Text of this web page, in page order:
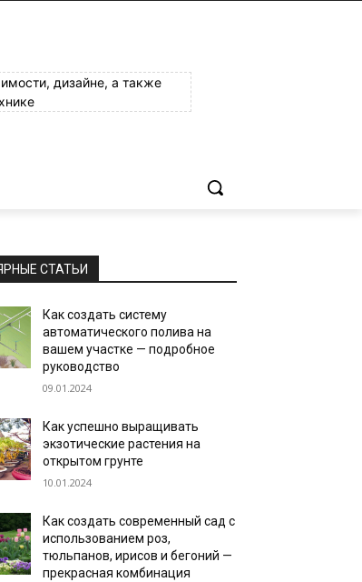
дизайне, а также
СТАТЬИ
Как создать систему
автоматического полива на
вашем участке — подробное
руководство
09.01.2024
Как успешно выращивать
экзотические растения на
открытом грунте
10.01.2024
Как создать современный сад с
использованием роз,
тюльпанов, ирисов и бегоний —
прекрасная комбинация